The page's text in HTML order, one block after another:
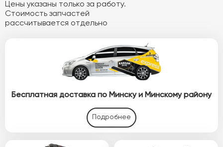
Цены указаны только за работу.
Стоимость запчастей
рассчитывается отдельно
Бесплатная доставка по Минску и Минскому району
Подробнее